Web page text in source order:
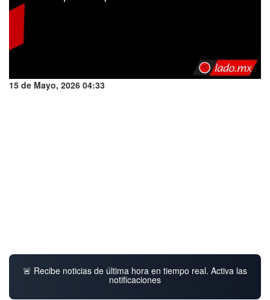
15 de Mayo, 2026 04:33
🚨 Recibe noticias de última hora en tiempo real. Activa las
notificaciones